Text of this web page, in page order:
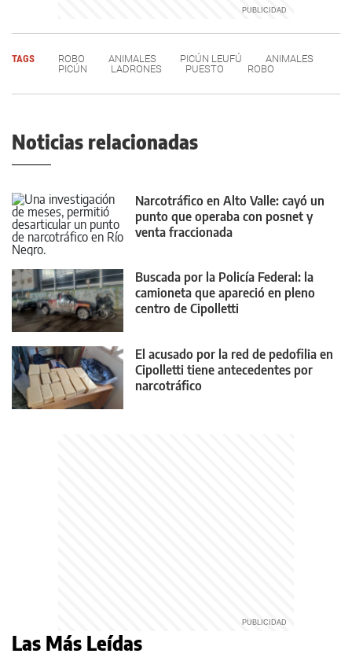
TAGS ROBO ANIMALES PICÚN LEUFÚ
ANIMALES
PICÚN
LADRONES PUESTO ROBO
Noticias relacionadas
Narcotráfico en Alto Valle: cayó un
punto que operaba con posnet y
venta fraccionada
Buscada por la Policía Federal: la
camioneta que apareció en pleno
centro de Cipolletti
El acusado por la red de pedofilia en
Cipolletti tiene antecedentes por
narcotráfico
Las Más Leídas